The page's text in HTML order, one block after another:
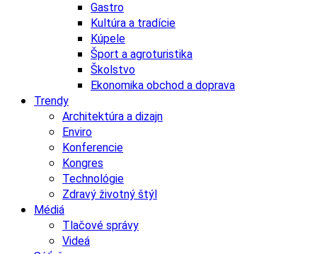
Gastro
Kultúra a tradície
Kúpele
Šport a agroturistika
Školstvo
Ekonomika obchod a doprava
Trendy
Architektúra a dizajn
Enviro
Konferencie
Kongres
Technológie
Zdravý životný štýl
Médiá
Tlačové správy
Videá